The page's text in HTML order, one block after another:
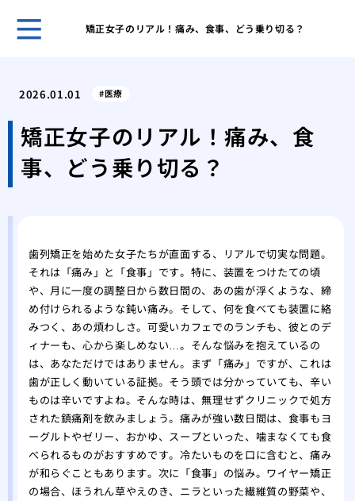
矯正女子のリアル！痛み、食事、どう乗り切る？
2026.01.01 医療
矯正女子のリアル！痛み、食
事、どう乗り切る？
歯列矯正を始めた女子たちが直面する、リアルで切実な問題。
それは「痛み」と「食事」です。特に、装置をつけたての頃
や、月に一度の調整日から数日間の、あの歯が浮くような、締
め付けられるような鈍い痛み。そして、何を食べても装置に絡
みつく、あの煩わしさ。可愛いカフェでのランチも、彼とのデ
ィナーも、心から楽しめない…。そんな悩みを抱えているの
は、あなただけではありません。まず「痛み」ですが、これは
歯が正しく動いている証拠。そう頭では分かっていても、辛い
ものは辛いですよね。そんな時は、無理せずクリニックで処方
された鎮痛剤を飲みましょう。痛みが強い数日間は、食事もヨ
ーグルトやゼリー、おかゆ、スープといった、噛まなくても食
べられるものがおすすめです。冷たいものを口に含むと、痛み
が和らぐこともあります。次に「食事」の悩み。ワイヤー矯正
の場合、ほうれん草やえのき、ニラといった繊維質の野菜や、